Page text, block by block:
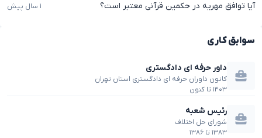
آیا توافق مهریه در حکمین قرآنی معتبر است؟ ۱ سال پیش
سوابق کاری
داور حرفه ای دادگستری
کانون داوران حرفه ای دادگستری استان تهران
۱۴۰۳ تا کنون
رئیس شعبه
شورای حل اختلاف
۱۳۸۳ تا ۱۳۸۶